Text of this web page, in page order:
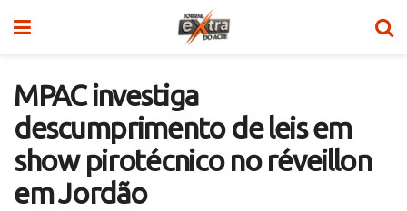
MPAC investiga
descumprimento de leis em
show pirotécnico no réveillon
em Jordão